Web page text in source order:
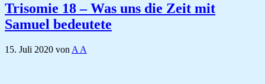
Trisomie 18 – Was uns die Zeit mit
Samuel bedeutete
15. Juli 2020 von A A